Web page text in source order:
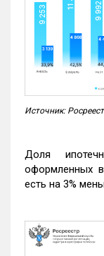
Источник:
Доля
оформленных
есть на 3%